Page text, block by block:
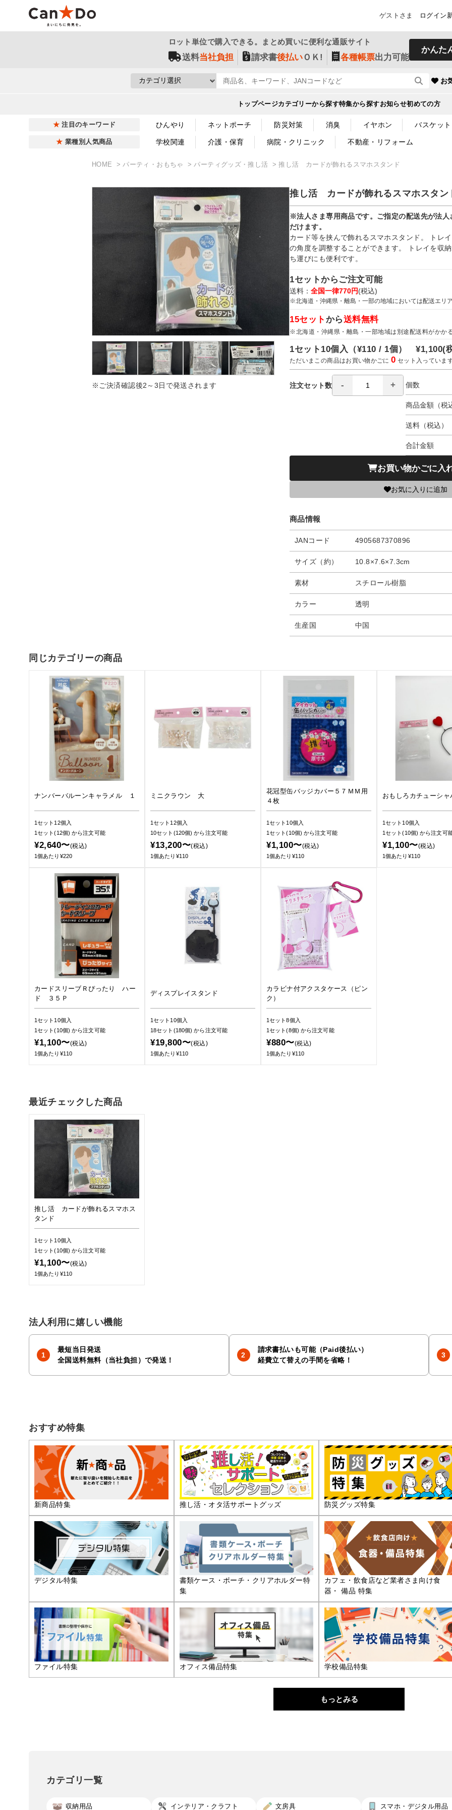
ゲストさま ログイン
ロット単位で購入できる。まとめ買いに便利な通販サイト
送料当社負担 請求書後払いＯＫ! 各種帳票出力可能
かんた
お
トップページカテゴリーから探す特集から探すお知らせ初めての方
注目のキーワード ひんやり ネットポーチ 防災対策 消臭 イヤホン バスケット
業種別人気商品 学校関連 介護・保育 病院・クリニック 不動産・リフォーム
HOME パーティ・おもちゃ パーティグッズ・推し活 推し活 カードが飾れるスマホスタンド
※ご決済確認後2～3日で発送されます
推し活 カードが飾れるスマホスタン
※法人さま専用商品です。ご指定の配送先が法
だけます。
カード等を挟んで飾れるスマホスタンド。 トレ
の角度を調整することができます。 トレイを収
ち運びにも便利です。
1セットからご注文可能
送料： 全国一律770円(税込)
※北海道・沖縄県・離島・一部の地域においては配送エリ
15セット から送料無料
※北海道・沖縄県・離島・一部地域は別途配送料がかか
1セット10個入（¥110 / 1個）¥1,100(
ただいまこの商品はお買い物かごに0 セット入っていま
注文セット数 個数
商品金額（税
送料（税込）
合計金額
お買い物かごに入
お気に入りに追加
商品情報
JANコード 4905687370896
サイズ（約） 10.8×7.6×7.3cm
素材 スチロール樹脂
カラー 透明
生産国 中国
同じカテゴリーの商品
ナンバーバルーンキャラメル １
1セット12個入
1セット(12個)から注文可能
¥2,640〜(税込)
1個あたり¥220
ミニクラウン 大
1セット12個入
10セット(120個)から注文可能
¥13,200〜(税込)
1個あたり¥110
花冠型缶バッジカバー５７ＭＭ用
４枚
1セット10個入
1セット(10個)から注文可能
¥1,100〜(税込)
1個あたり¥110
おもしろカチューシャ
1セット10個入
1セット(10個)から注文可
¥1,100〜(税込)
1個あたり¥110
カードスリーブＲぴったり ハー
ド ３５Ｐ
1セット10個入
1セット(10個)から注文可能
¥1,100〜(税込)
1個あたり¥110
ディスプレイスタンド
1セット10個入
18セット(180個)から注文可能
¥19,800〜(税込)
1個あたり¥110
カラビナ付アクスタケース（ピン
ク）
1セット8個入
1セット(8個) から注文可能
¥880〜(税込)
1個あたり¥110
最近チェックした商品
推し活 カードが飾れるスマホス
タンド
1セット10個入
1セット(10個)から注文可能
¥1,100〜(税込)
1個あたり¥110
法人利用に嬉しい機能
最短当日発送
全国送料無料（当社負担）で発送！
請求書払いも可能（Paid後払い）
経費立て替えの手間を省略！
おすすめ特集
新商品特集 推し活・オタ活サポートグッズ 防災グッズ特集
デジタル特集
書類ケース・ポーチ・クリアホルダー特
集
カフェ・飲食店など業者さま向け食
器・ 備品 特集
ファイル特集 オフィス備品特集 学校備品特集
もっとみる
カテゴリ一覧
収納用品 インテリア・クラフト 文房具 スマホ・デジタル用品